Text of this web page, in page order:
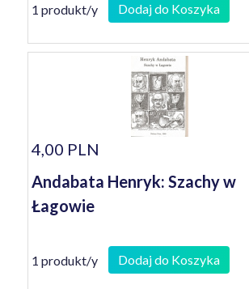
1 produkt/y Dodaj do Koszyka
4,00 PLN
Andabata Henryk: Szachy w
Łagowie
1 produkt/y Dodaj do Koszyka